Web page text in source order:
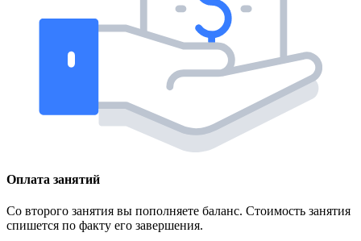
Оплата занятий
Со второго занятия вы пополняете баланс. Стоимость занятия
спишется по факту его завершения.